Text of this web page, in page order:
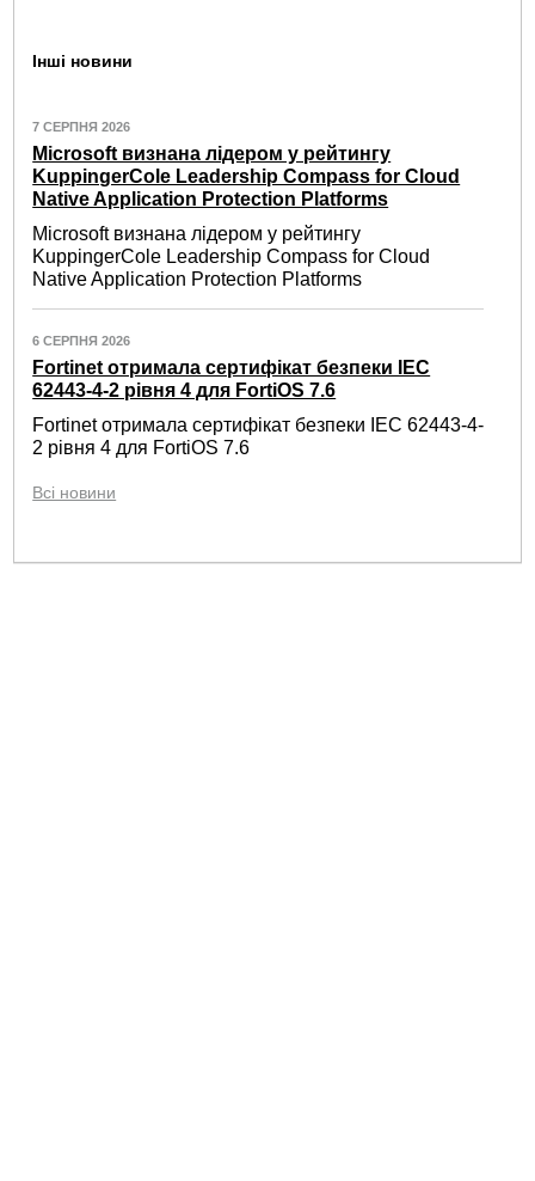
Інші новини
7 СЕРПНЯ 2026
Microsoft визнана лідером у рейтингу
KuppingerCole Leadership Compass for Cloud
Native Application Protection Platforms
Microsoft визнана лідером у рейтингу
KuppingerCole Leadership Compass for Cloud
Native Application Protection Platforms
6 СЕРПНЯ 2026
Fortinet отримала сертифікат безпеки IEC
62443-4-2 рівня 4 для FortiOS 7.6
Fortinet отримала сертифікат безпеки IEC 62443-4-
2 рівня 4 для FortiOS 7.6
Всі новини